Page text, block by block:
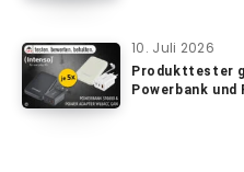
10. Juli 2026
Produkttester
Powerbank